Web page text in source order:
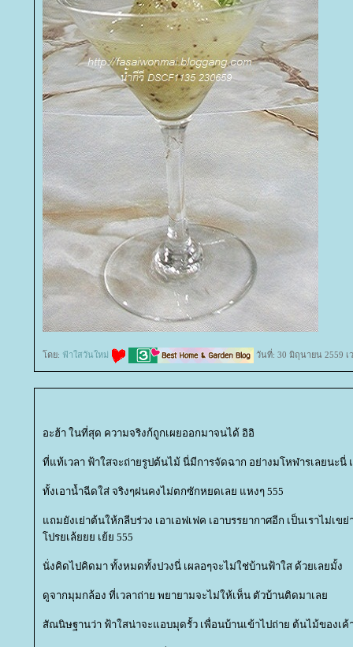
ดย: ฟ้าใสวันใหม่ วันที่: 30 มิถุนายน 2559 เ
อะฮ้า ในที่สุด ความจริงก้ถูกเผยออกมาจนได้ อิอิ
ที่แท้เวลา ฟ้าใสจะถ่ายรูปต้นไม้ นี่มีการจัดฉาก อย่างมโหฬารเลยนะนี่
ทั้งเอาน้ำฉีดใส่ จริงๆฝนคงไม่ตกซักหยดเลย แหงๆ 555
ถมยังเย่าต้นให้กลีบร่วง เอาเอฟเฟค เอาบรรยากาศอีก เป็นเราไม่เข
ปรยเล้ยยย เย้ย 555
นั่งคิดไปคิดมา ทั้งหมดทั้งปวงนี่ เผลอๆจะไม่ใช่บ้านฟ้าใส ด้วยเลยมั้ง
ดูจากมุมกล้อง ที่เวลาถ่าย พยายามจะไม่ให้เห็น ตัวบ้านติดมาเล
สัณนิษฐานว่า ฟ้าใสน่าจะแอบมุดรั้ว เพื่อนบ้านเข้าไปถ่าย ต้นไม้ของเค้